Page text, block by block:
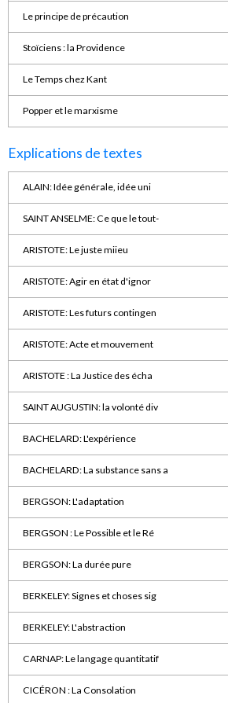
Le principe de précaution
Stoïciens : la Providence
Le Temps chez Kant
Popper et le marxisme
Explications de textes
ALAIN: Idée générale, idée uni
SAINT ANSELME: Ce que le tout-
ARISTOTE: Le juste miieu
ARISTOTE: Agir en état d'ignor
ARISTOTE: Les futurs contingen
ARISTOTE: Acte et mouvement
ARISTOTE : La Justice des écha
SAINT AUGUSTIN: la volonté div
BACHELARD: L'expérience
BACHELARD: La substance sans a
BERGSON: L'adaptation
BERGSON : Le Possible et le Ré
BERGSON: La durée pure
BERKELEY: Signes et choses sig
BERKELEY: L'abstraction
CARNAP: Le langage quantitatif
CICÉRON : La Consolation